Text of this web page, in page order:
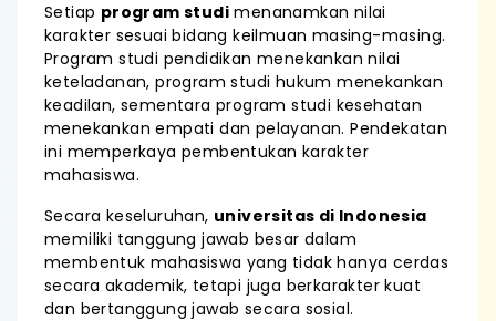
Setiap program studi menanamkan nilai
karakter sesuai bidang keilmuan masing-masing.
Program studi pendidikan menekankan nilai
keteladanan, program studi hukum menekankan
keadilan, sementara program studi kesehatan
menekankan empati dan pelayanan. Pendekatan
ini memperkaya pembentukan karakter
mahasiswa.
Secara keseluruhan, universitas di Indonesia
memiliki tanggung jawab besar dalam
membentuk mahasiswa yang tidak hanya cerdas
secara akademik, tetapi juga berkarakter kuat
dan bertanggung jawab secara sosial.